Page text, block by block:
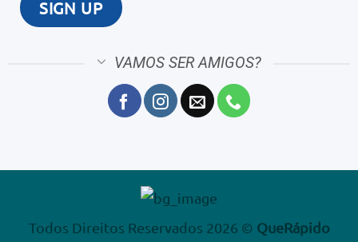
VAMOS SER AMIGOS?
Todos Direitos Reservados 2026 © QueRápido